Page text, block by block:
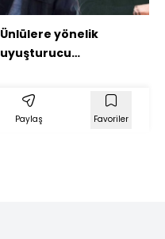
Ünlülere yönelik
uyuşturucu
Paylaş Favoriler